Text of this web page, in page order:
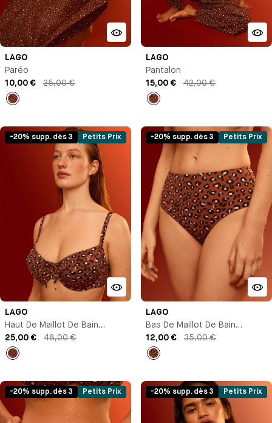
LAGO
Paréo
10,00 €
25,00 €
LAGO
Pantalon
15,00 €
42,00 €
-20% supp. dès 3 Petits Prix
LAGO
Haut De Maillot De Bain
Corbeille
25,00 € 48,00 €
Imprimé
-20% supp. dès 3 Petits Prix
LAGO
Bas De Maillot De Bain
Culotte Taille Haute
12,00 € 35,00 €
Imprimé
-20% supp. dès 3 Petits Prix -20% supp. dès 3 Petits Prix